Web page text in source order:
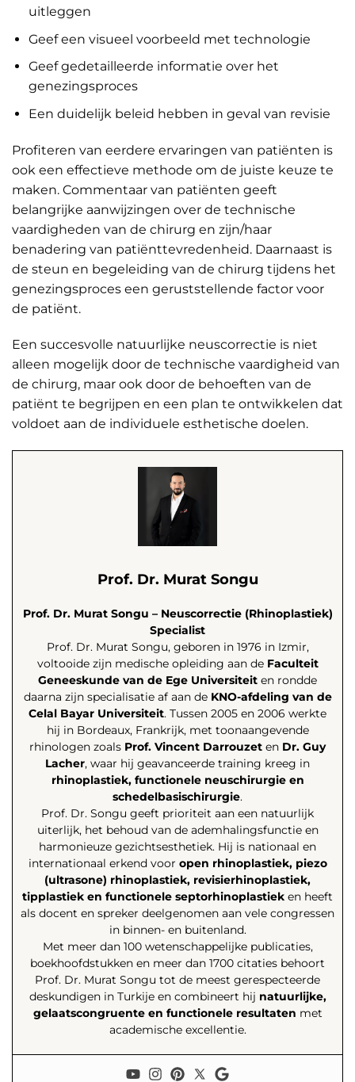
uitleggen
Geef een visueel voorbeeld met technologie
Geef gedetailleerde informatie over het
genezingsproces
Een duidelijk beleid hebben in geval van revisie
Profiteren van eerdere ervaringen van patiënten is
ook een effectieve methode om de juiste keuze te
maken. Commentaar van patiënten geeft
belangrijke aanwijzingen over de technische
vaardigheden van de chirurg en zijn/haar
benadering van patiënttevredenheid. Daarnaast is
de steun en begeleiding van de chirurg tijdens het
genezingsproces een geruststellende factor voor
de patiënt.
Een succesvolle natuurlijke neuscorrectie is niet
alleen mogelijk door de technische vaardigheid van
de chirurg, maar ook door de behoeften van de
patiënt te begrijpen en een plan te ontwikkelen dat
voldoet aan de individuele esthetische doelen.
Prof. Dr. Murat Songu
Prof. Dr. Murat Songu – Neuscorrectie (Rhinoplastiek)
Specialist
Prof. Dr. Murat Songu, geboren in 1976 in Izmir,
voltooide zijn medische opleiding aan de Faculteit
Geneeskunde van de Ege Universiteit en rondde
daarna zijn specialisatie af aan de KNO-afdeling van de
Celal Bayar Universiteit. Tussen 2005 en 2006 werkte
hij in Bordeaux, Frankrijk, met toonaangevende
rhinologen zoals Prof. Vincent Darrouzet en Dr. Guy
Lacher, waar hij geavanceerde training kreeg in
rhinoplastiek, functionele neuschirurgie en
schedelbasischirurgie.
Prof. Dr. Songu geeft prioriteit aan een natuurlijk
uiterlijk, het behoud van de ademhalingsfunctie en
harmonieuze gezichtsesthetiek. Hij is nationaal en
internationaal erkend voor open rhinoplastiek, piezo
(ultrasone) rhinoplastiek, revisierhinoplastiek,
tipplastiek en functionele septorhinoplastiek en heeft
als docent en spreker deelgenomen aan vele congressen
in binnen- en buitenland.
Met meer dan 100 wetenschappelijke publicaties,
boekhoofdstukken en meer dan 1700 citaties behoort
Prof. Dr. Murat Songu tot de meest gerespecteerde
deskundigen in Turkije en combineert hij natuurlijke,
gelaatscongruente en functionele resultaten met
academische excellentie.